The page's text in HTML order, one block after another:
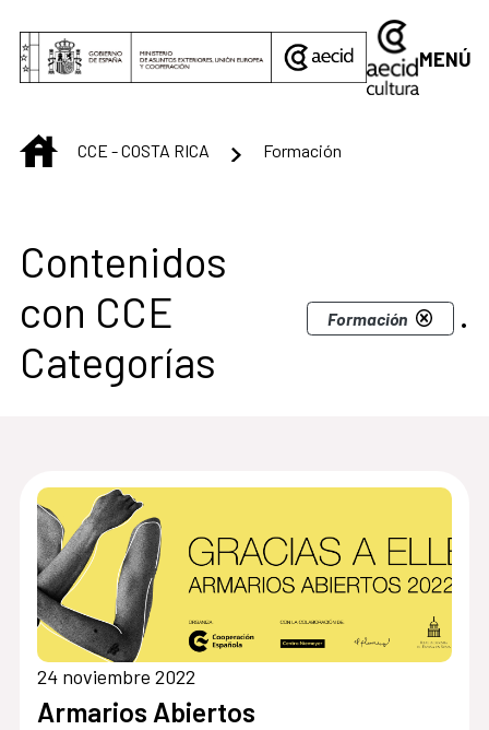
MENÚ
INICIO
CCE - COSTA RICA Formación
Centro Cultural de
Contenidos
con CCE
Categorías
Formación .
24 noviembre 2022
Armarios Abiertos